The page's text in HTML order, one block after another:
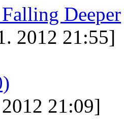
Deeper
2012 21:55]
21:09]